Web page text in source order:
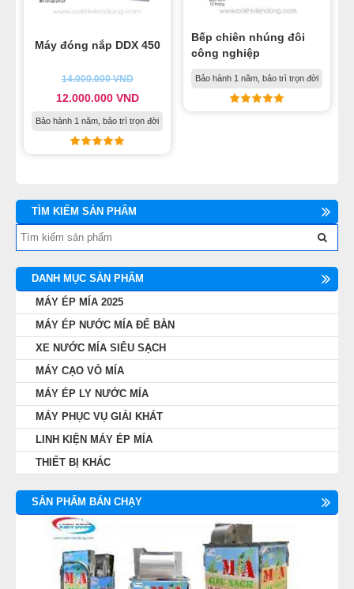
Máy đóng nắp DDX 450
14.000.000VND
12.000.000 VND
Bảo hành 1 năm, bảo trì trọn đời
Bếp chiên nhúng đôi
công nghiệp
Bảo hành 1 năm, bảo trì trọn đời
TÌM KIẾM SẢN PHẨM
DANH MỤC SẢN PHẨM
MÁY ÉP MÍA 2025
MÁY ÉP NƯỚC MÍA ĐỂ BÀN
XE NƯỚC MÍA SIÊU SẠCH
MÁY CẠO VỎ MÍA
MÁY ÉP LY NƯỚC MÍA
MÁY PHỤC VỤ GIẢI KHÁT
LINH KIỆN MÁY ÉP MÍA
THIẾT BỊ KHÁC
SẢN PHẨM BÁN CHẠY